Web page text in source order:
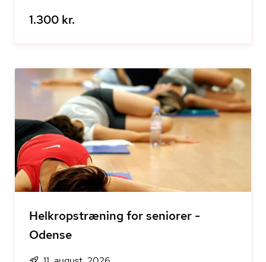
1.300 kr.
Helkropstræning for seniorer -
Odense